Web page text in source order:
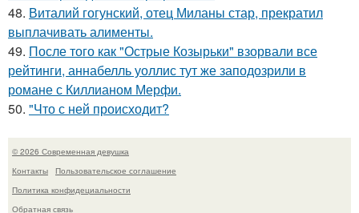
48. Виталий гогунский, отец Миланы стар, прекратил
выплачивать алименты.
49. После того как "Острые Козырьки" взорвали все
рейтинги, аннабелль уоллис тут же заподозрили в
романе с Киллианом Мерфи.
50. "Что с ней происходит?
© 2026 Современная девушка
Контакты
Пользовательское соглашение
Политика конфидециальности
Обратная связь